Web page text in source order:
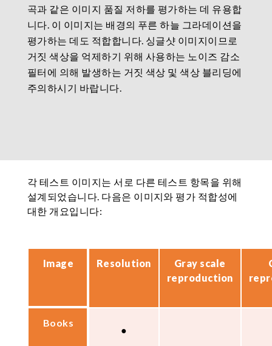
곡과 같은 이미지 품질 저하를 평가하는 데 유용합
니다. 이 이미지는 배경의 푸른 하늘 그라데이션을
평가하는 데도 적합합니다. 싱글샷 이미지이므로
거짓 색상을 억제하기 위해 사용하는 노이즈 감소
필터에 의해 발생하는 거짓 색상 및 색상 블리딩에
주의하시기 바랍니다.
각 테스트 이미지는 서로 다른 테스트 항목을 위해
설계되었습니다. 다음은 이미지와 평가 적합성에
대한 개요입니다:
Image Resolution
Gray scale
reproduction
Books
●